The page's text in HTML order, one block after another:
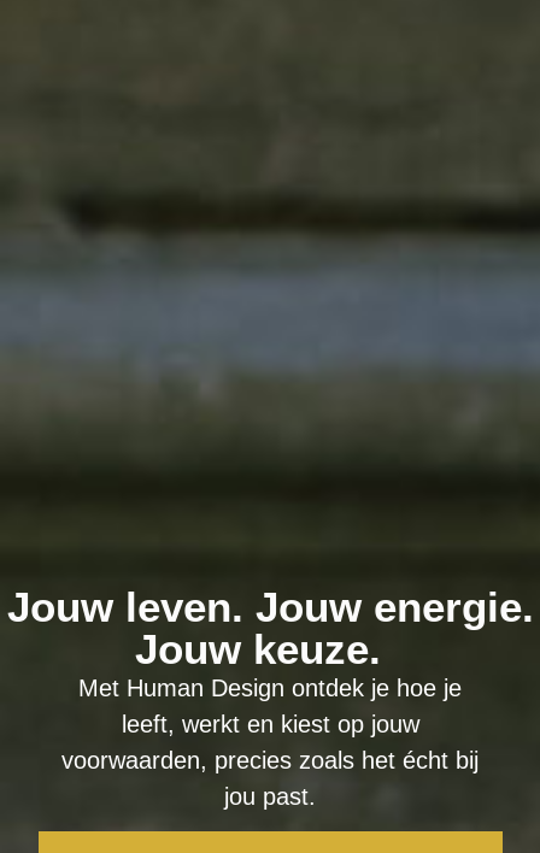
Jouw leven. Jouw energie.
Jouw keuze.
Met Human Design ontdek je hoe je
leeft, werkt en kiest op jouw
voorwaarden, precies zoals het écht bij
jou past.